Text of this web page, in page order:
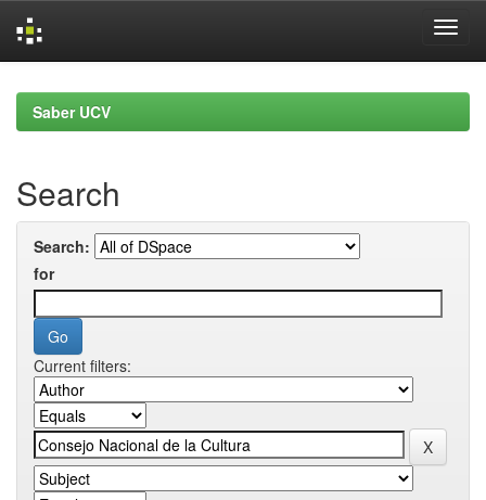
navigationSaber UCV
Search
Search:
for
Current filters: